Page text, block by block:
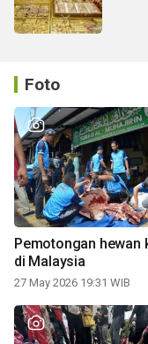
Foto
Pemotongan hewan
di Malaysia
27 May 2026 19:31 WIB